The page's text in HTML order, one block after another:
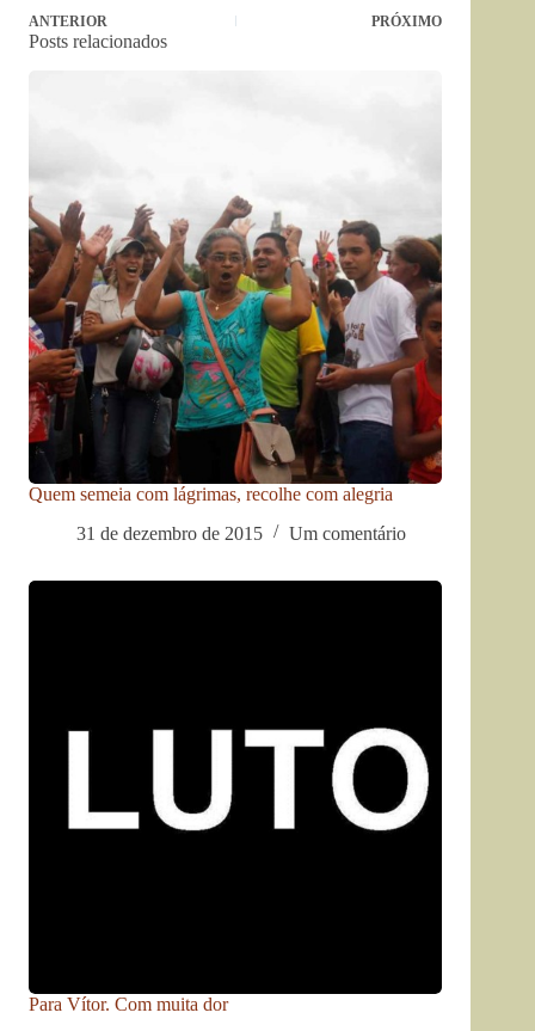
ANTERIOR PRÓXIMO
Posts relacionados
Quem semeia com lágrimas, recolhe com alegria
31 de dezembro de 2015
Um comentário
Para Vítor. Com muita dor